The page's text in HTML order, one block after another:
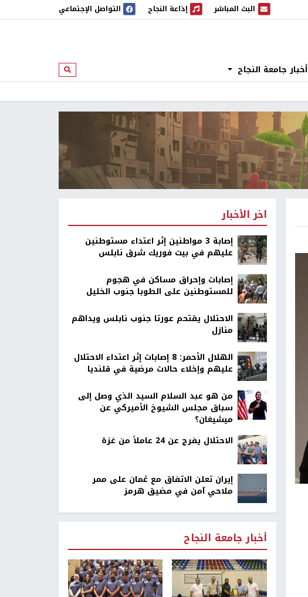
البث المباشر
البث المباشر إذاعة النجاح
إذاعة النجاح التواصل الإجتماعي
أخبار جامعة النجاح ابحث
اخر الأخبار
إصابة 3 مواطنين إثر اعتداء مستوطنين
عليهم في بيت فوريك شرق نابلس
إصابات وإحراق مساكن في هجوم
للمستوطنين على الطوبا جنوب الخليل
الاحتلال يقتحم عورتا جنوب نابلس ويداهم
منازل
الهلال الأحمر: 8 إصابات إثر اعتداء الاحتلال
عليهم وإخلاء حالات مرضية في قلنديا
من هو عبد السلام السيد الذي وصل إلى
سباق مجلس الشيوخ الأميركي عن
ميشيغان؟
الاحتلال يفرج عن 24 عاملاً من غزة
إيران تعلن الاتفاق مع عُمان على ممر
ملاحي آمن في مضيق هرمز
أخبار جامعة النجاح